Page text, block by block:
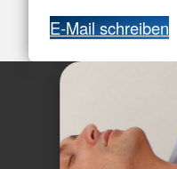
E-Mail schreiben